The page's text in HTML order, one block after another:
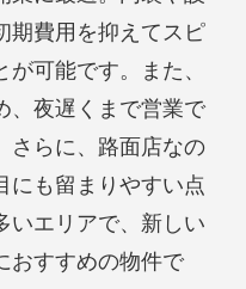
期費用を抑えてスピ
可能です。また、
、夜遅くまで営業で
さらに、路面店なの
にも留まりやすい点
いエリアで、新しい
おすすめの物件で